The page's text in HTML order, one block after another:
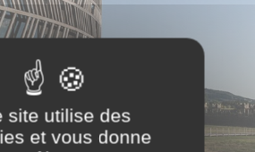
site utilise des
et vous donne